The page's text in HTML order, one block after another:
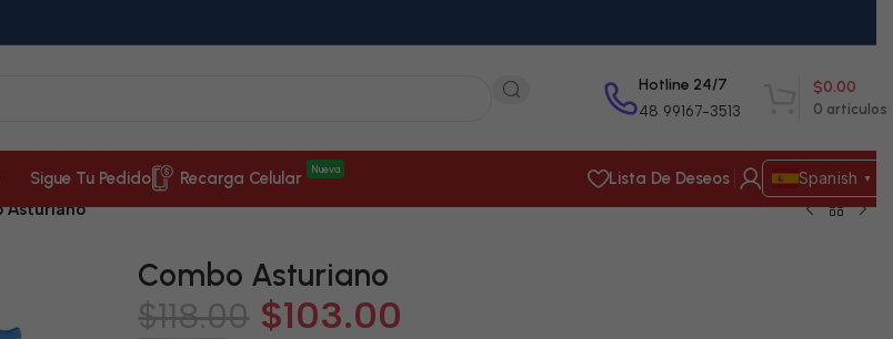
Hotline 24/7
48 99167-3513 0 artículos
$0.00
Sigue Tu Pedido Recarga Celular Nueva Lista De Deseos Spanish ▼
Asturiano
Combo Asturiano
$118.00 $103.00